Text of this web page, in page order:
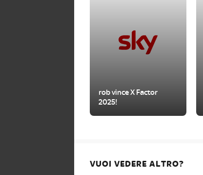
rob vince X Factor
2025!
VUOI VEDERE ALTRO?